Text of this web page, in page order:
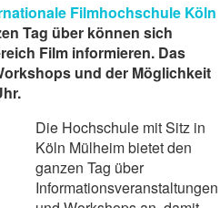
Filmhochschule Köln
Tag über können sich
Film informieren. Das
und der Möglichkeit
Die Hochschule mit Sitz in
Köln Mülheim bietet den
ganzen Tag über
Informationsveranstaltungen